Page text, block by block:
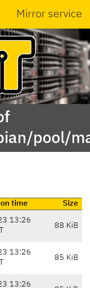
Mirror service
pool/
time
Size
13:26
88 KiB
13:26
85 KiB
13:26